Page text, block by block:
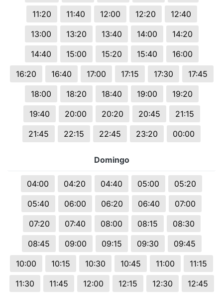
11:20
11:40 12:00 12:20
12:40
13:00
13:20 13:40 14:00
14:20
14:40
15:00 15:20 15:40
16:00
16:20
16:40 17:00 17:15 17:30
17:45
18:00
18:20 18:40 19:00
19:20
19:40
20:00 20:20 20:45
21:15
21:45
22:15 22:45 23:20 00:00
Domingo
04:00 04:20 04:40 05:00
05:20
05:40
06:00 06:20 06:40
07:00
07:20
07:40 08:00 08:15
08:30
08:45
09:00 09:15 09:30
09:45
10:00
10:15 10:30 10:45 11:00
11:15
11:30
11:45 12:00 12:15 12:30
12:45